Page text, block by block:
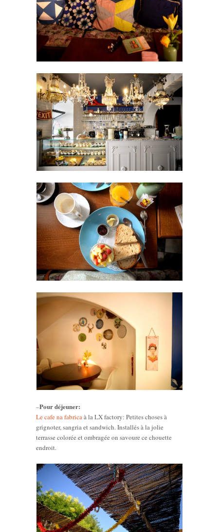
–Pour déjeuner:
Le cafe na fabricaà la LX factory: Petites choses à
grignoter, sangria et sandwich. Installés à la jolie
terrasse colorée et ombragée on savoure ce chouette
endroit.